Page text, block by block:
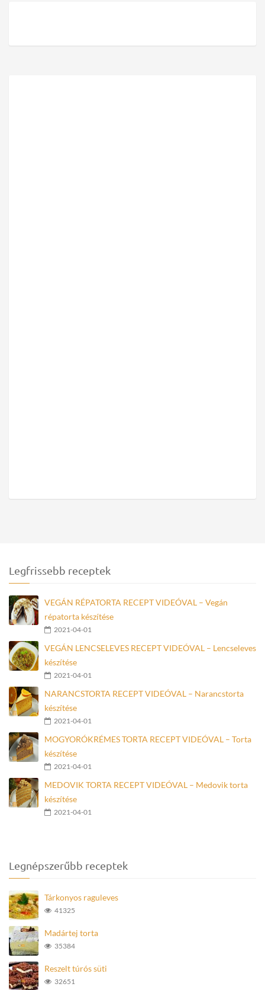
Legfrissebb receptek
VEGÁN RÉPATORTA RECEPT VIDEÓVAL – Vegán
répatorta készítése
2021-04-01
VEGÁN LENCSELEVES RECEPT VIDEÓVAL – Lencseleves
készítése
2021-04-01
NARANCSTORTA RECEPT VIDEÓVAL – Narancstorta
készítése
2021-04-01
MOGYORÓKRÉMES TORTA RECEPT VIDEÓVAL – Torta
készítése
2021-04-01
MEDOVIK TORTA RECEPT VIDEÓVAL – Medovik torta
készítése
2021-04-01
Legnépszerűbb receptek
Tárkonyos raguleves
41325
Madártej torta
35384
Reszelt túrós süti
32651